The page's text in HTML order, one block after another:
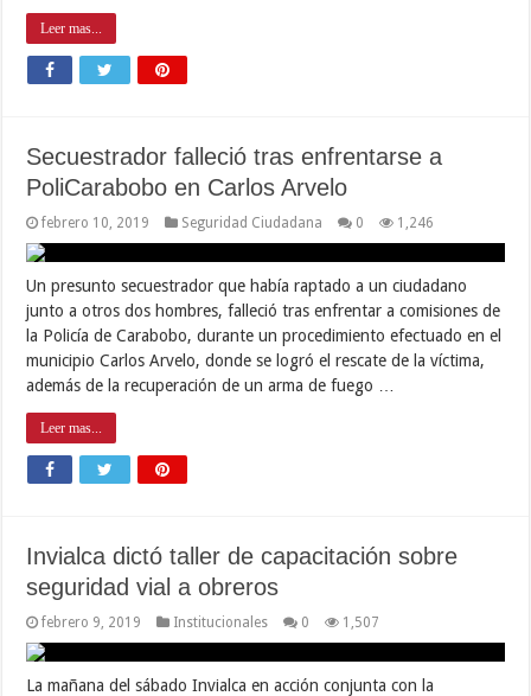
Leer mas...
Secuestrador falleció tras enfrentarse a
PoliCarabobo en Carlos Arvelo
febrero 10, 2019 Seguridad Ciudadana 0 1,246
Un presunto secuestrador que había raptado a un ciudadano
junto a otros dos hombres, falleció tras enfrentar a comisiones de
la Policía de Carabobo, durante un procedimiento efectuado en el
municipio Carlos Arvelo, donde se logró el rescate de la víctima,
además de la recuperación de un arma de fuego …
Leer mas...
Invialca dictó taller de capacitación sobre
seguridad vial a obreros
febrero 9, 2019 Institucionales 0 1,507
La mañana del sábado Invialca en acción conjunta con la